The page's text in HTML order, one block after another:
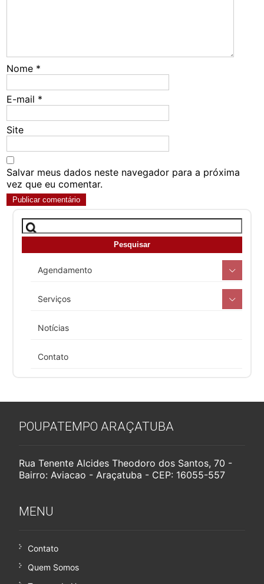
Nome *
E-mail *
Site
Salvar meus dados neste navegador para a próxima
vez que eu comentar.
Agendamento
Serviços
Notícias
Contato
POUPATEMPO ARAÇATUBA
Rua Tenente Alcides Theodoro dos Santos, 70 -
Bairro: Aviacao - Araçatuba - CEP: 16055-557
MENU
Contato
Quem Somos